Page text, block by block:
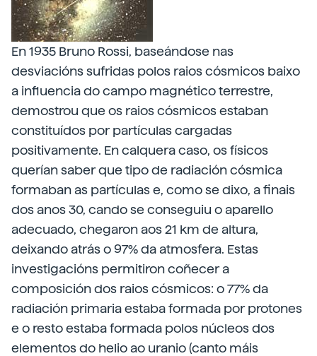
En 1935 Bruno Rossi, baseándose nas
desviacións sufridas polos raios cósmicos baixo
a influencia do campo magnético terrestre,
demostrou que os raios cósmicos estaban
constituídos por partículas cargadas
positivamente. En calquera caso, os físicos
querían saber que tipo de radiación cósmica
formaban as partículas e, como se dixo, a finais
dos anos 30, cando se conseguiu o aparello
adecuado, chegaron aos 21 km de altura,
deixando atrás o 97% da atmosfera. Estas
investigacións permitiron coñecer a
composición dos raios cósmicos: o 77% da
radiación primaria estaba formada por protones
e o resto estaba formada polos núcleos dos
elementos do helio ao uranio (canto máis